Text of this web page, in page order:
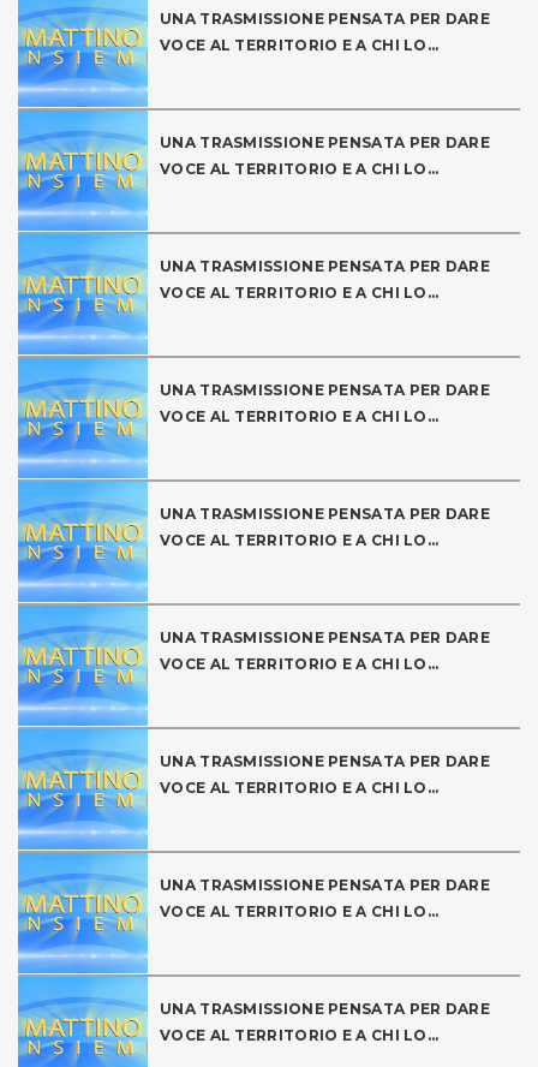
UNA TRASMISSIONE PENSATA PER DARE
VOCE AL TERRITORIO E A CHI LO...
UNA TRASMISSIONE PENSATA PER DARE
VOCE AL TERRITORIO E A CHI LO...
UNA TRASMISSIONE PENSATA PER DARE
VOCE AL TERRITORIO E A CHI LO...
UNA TRASMISSIONE PENSATA PER DARE
VOCE AL TERRITORIO E A CHI LO...
UNA TRASMISSIONE PENSATA PER DARE
VOCE AL TERRITORIO E A CHI LO...
UNA TRASMISSIONE PENSATA PER DARE
VOCE AL TERRITORIO E A CHI LO...
UNA TRASMISSIONE PENSATA PER DARE
VOCE AL TERRITORIO E A CHI LO...
UNA TRASMISSIONE PENSATA PER DARE
VOCE AL TERRITORIO E A CHI LO...
UNA TRASMISSIONE PENSATA PER DARE
VOCE AL TERRITORIO E A CHI LO...